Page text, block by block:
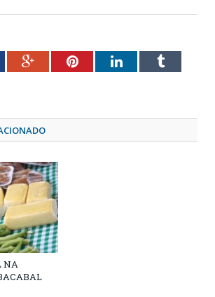
Google+PinterestLinkedInTumblr
NA